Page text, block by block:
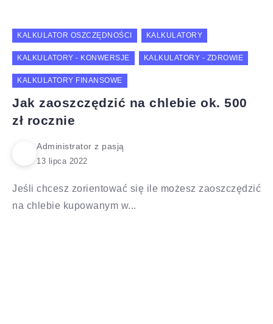
KALKULATOR OSZCZĘDNOŚCI KALKULATORY
KALKULATORY - KONWERSJE KALKULATORY - ZDROWIE
KALKULATORY FINANSOWE
Jak zaoszczędzić na chlebie ok. 500
zł rocznie
Administrator z pasją
Jeśli chcesz zorientować się ile możesz zaoszczędzić
na chlebie kupowanym w...